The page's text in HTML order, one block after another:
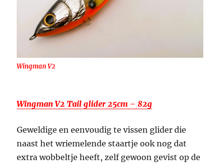
Wingman V2
Wingman V2 Tail glider 25cm – 82g
Geweldige en eenvoudig te vissen glider die
naast het wriemelende staartje ook nog dat
extra wobbeltje heeft, zelf gewoon gevist op de